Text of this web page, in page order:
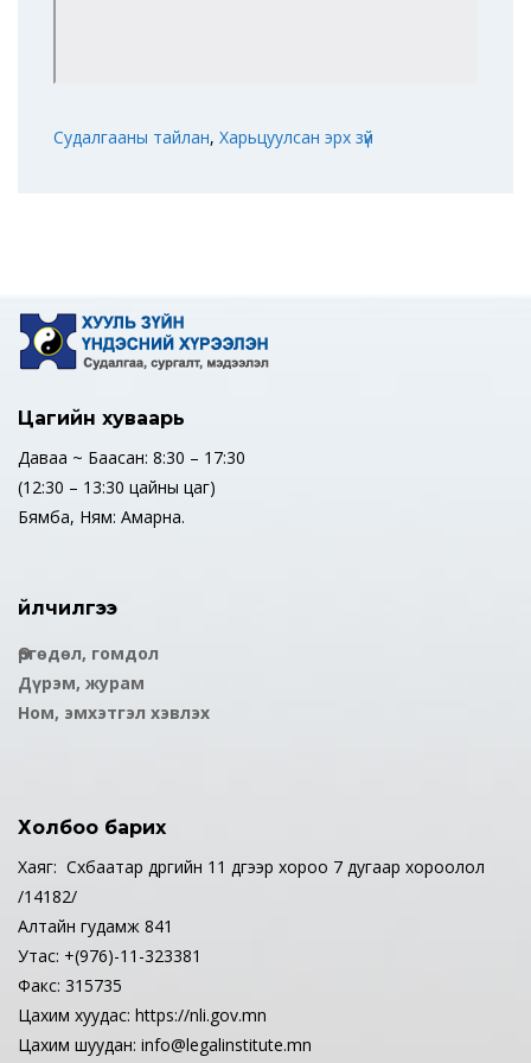
Судалгааны тайлан, Харьцуулсан эрх зүй
Цагийн хуваарь
Даваа ~ Баасан: 8:30 – 17:30
(12:30 – 13:30 цайны цаг)
Бямба, Ням: Амарна.
Үйлчилгээ
Өргөдөл, гомдол
Дүрэм, журам
Ном, эмхэтгэл хэвлэх
Холбоо барих
Хаяг: Сүхбаатар дүүргийн 11 дүгээр хороо 7 дугаар хороолол
/14182/
Алтайн гудамж 841
Утас: +(976)-11-323381
Факс: 315735
Цахим хуудас: https://nli.gov.mn
Цахим шуудан: info@legalinstitute.mn